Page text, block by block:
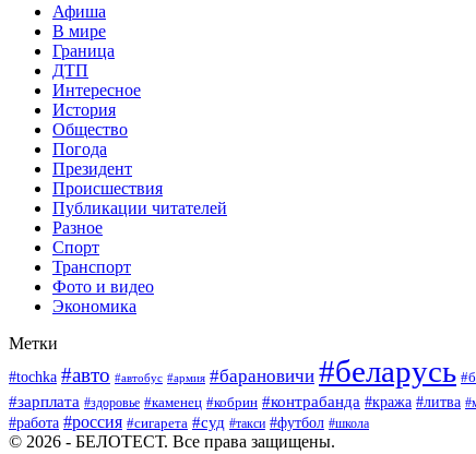
Афиша
В мире
Граница
ДТП
Интересное
История
Общество
Погода
Президент
Происшествия
Публикации читателей
Разное
Спорт
Транспорт
Фото и видео
Экономика
Метки
#tochka #авто #автобус #армия #барановичи #беларусь
#зарплата #здоровье #каменец #кобрин #контрабанда #кража #литва
#работа #россия #сигарета #суд #такси #футбол #школа
© 2026 - БЕЛОТЕСТ. Все права защищены.